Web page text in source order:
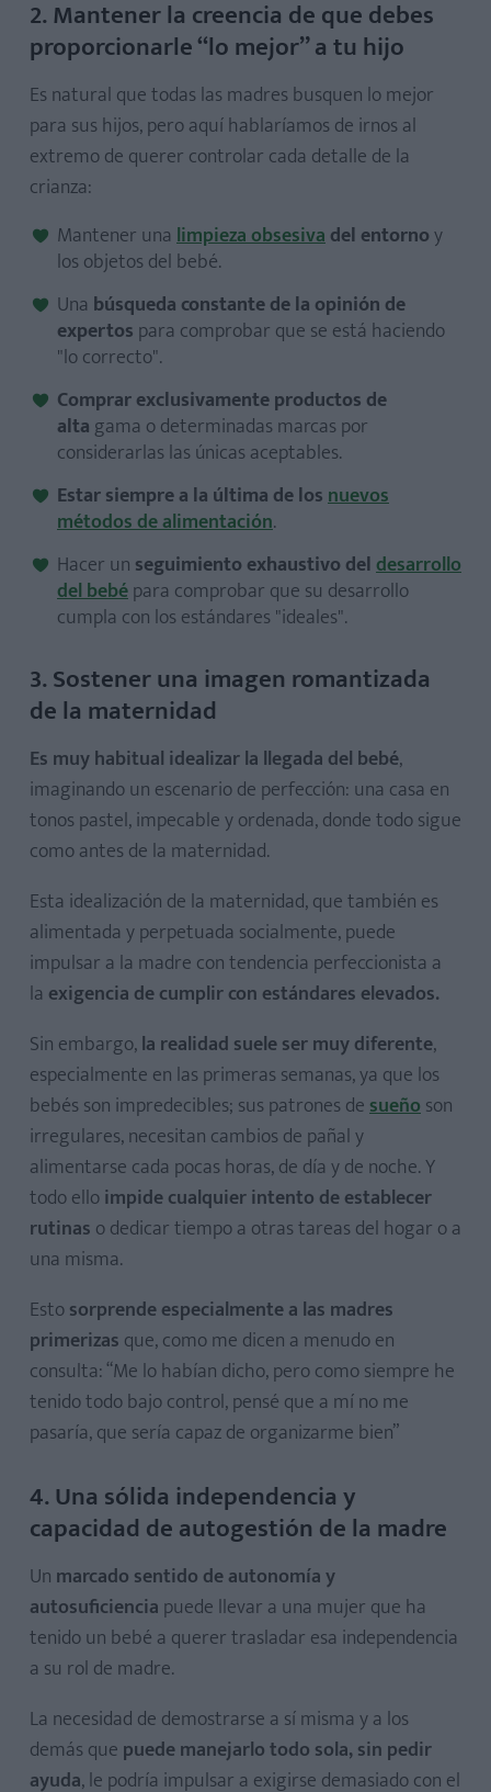
2. Mantener la creencia de que debes
proporcionarle “lo mejor” a tu hijo
Es natural que todas las madres busquen lo mejor
para sus hijos, pero aquí hablaríamos de irnos al
extremo de querer controlar cada detalle de la
crianza:
Mantener una limpieza obsesivadel entornoy
los objetos del bebé.
Una búsqueda constante de la opinión de
expertos para comprobar que se está haciendo
"lo correcto".
Comprar exclusivamente productos de
alta gama o determinadas marcas por
considerarlas las únicas aceptables.
Estar siempre a la última de losnuevos
métodos de alimentación.
Hacer un seguimiento exhaustivo deldesarrollo
del bebépara comprobar que su desarrollo
cumpla con los estándares "ideales".
3. Sostener una imagen romantizada
de la maternidad
Es muy habitual idealizar la llegada del bebé,
imaginando un escenario de perfección: una casa en
tonos pastel, impecable y ordenada, donde todo sigue
como antes de la maternidad.
Esta idealización de la maternidad, que también es
alimentada y perpetuada socialmente, puede
impulsar a la madre con tendencia perfeccionista a
la exigencia de cumplir con estándares elevados.
Sin embargo,la realidad suele ser muy diferente,
especialmente en las primeras semanas, ya que los
bebés son impredecibles; sus patrones desueñoson
irregulares, necesitan cambios de pañal y
alimentarse cada pocas horas, de día y de noche. Y
todo elloimpide cualquier intento de establecer
rutinas o dedicar tiempo a otras tareas del hogar o a
una misma.
Estosorprende especialmente a las madres
primerizas que, como me dicen a menudo en
consulta: “Me lo habían dicho, pero como siempre he
tenido todo bajo control, pensé que a mí no me
pasaría, que sería capaz de organizarme bien”
4. Una sólida independencia y
capacidad de autogestión de la madre
Un marcado sentido de autonomía y
autosuficiencia puede llevar a una mujer que ha
tenido un bebé a querer trasladar esa independencia
a su rol de madre.
La necesidad de demostrarse a sí misma y a los
demás que puede manejarlo todo sola, sin pedir
ayuda, le podría impulsar a exigirse demasiado con el